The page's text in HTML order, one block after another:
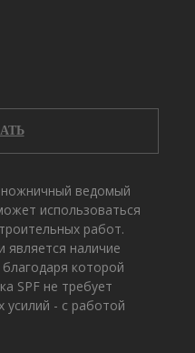
ножничный ведомый
использоваться
работ.
является наличие
которой
SPF не требует
усилий - с работой